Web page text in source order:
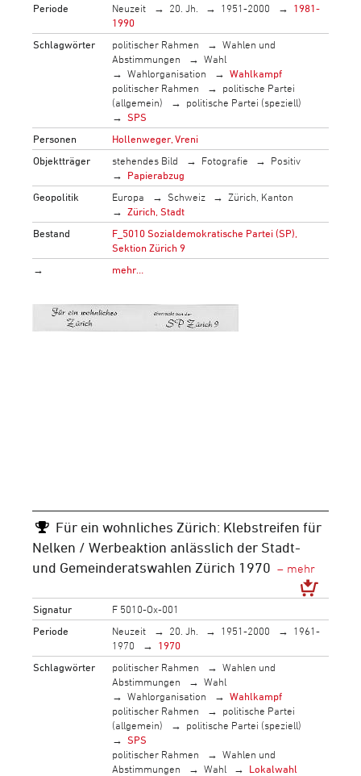
Periode
Neuzeit 20. Jh. 1951-2000
1981-
1990
Schlagwörter
politischer Rahmen
Wahlen und
Abstimmungen
Wahl
Wahlorganisation
Wahlkampf
politischer Rahmen
politische Partei
(allgemein)
politische Partei (speziell)
SPS
Personen
Hollenweger, Vreni
Objektträger
stehendes Bild Fotografie
Positiv
Papierabzug
Geopolitik
Europa Schweiz
Zürich, Kanton
Zürich, Stadt
Bestand
F_5010 Sozialdemokratische Partei (SP),
Sektion Zürich 9
→
mehr…
Für ein wohnliches Zürich: Klebstreifen für
Nelken / Werbeaktion anlässlich der Stadt-
und Gemeinderatswahlen Zürich 1970
Signatur
F 5010-Ox-001
Periode
Neuzeit 20. Jh. 1951-2000
1961-
1970
1970
Schlagwörter
politischer Rahmen
Wahlen und
Abstimmungen
Wahl
Wahlorganisation
Wahlkampf
politischer Rahmen
politische Partei
(allgemein)
politische Partei (speziell)
SPS
politischer Rahmen
Wahlen und
Abstimmungen
Wahl
Lokalwahl